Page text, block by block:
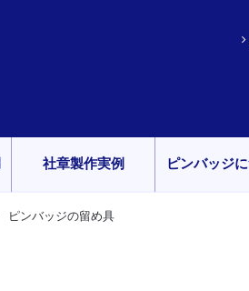
社章製作実例 ピンバッジ
ピンバッジの留め具